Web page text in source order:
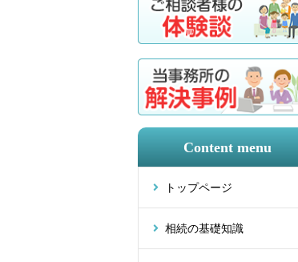
Content menu
トップページ
相続の基礎知識